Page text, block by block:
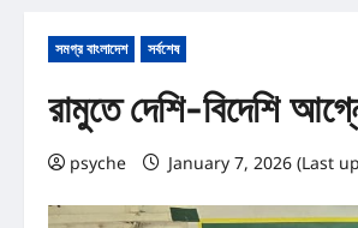
সমগ্র বাংলাদেশ সর্বশেষ
রামুতে দেশি-বিদেশি
psyche January 7, 2026 (Last